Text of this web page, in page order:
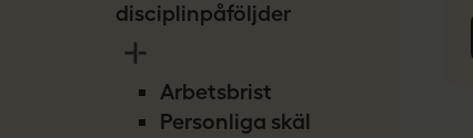
disciplinpåföljder
Arbetsbrist
Personliga skäl